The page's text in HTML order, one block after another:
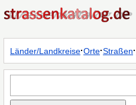
Länder/Landkreise·Orte·Straßen·